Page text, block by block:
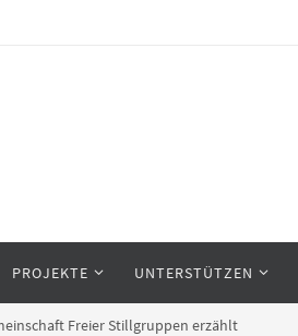
PROJEKTE UNTERSTÜTZEN
Freier Stillgruppen erzählt